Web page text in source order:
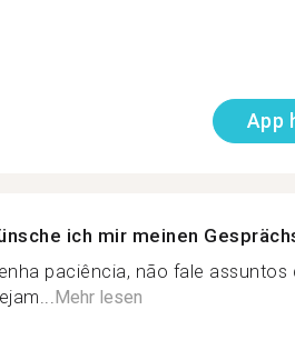
App
ich mir meinen
paciência, não fale assuntos
Mehr lesen